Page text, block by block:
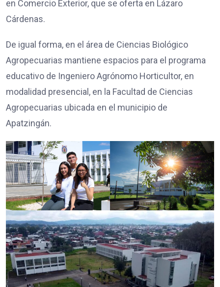
en Comercio Exterior, que se oferta en Lázaro
Cárdenas.
De igual forma, en el área de Ciencias Biológico
Agropecuarias mantiene espacios para el programa
educativo de Ingeniero Agrónomo Horticultor, en
modalidad presencial, en la Facultad de Ciencias
Agropecuarias ubicada en el municipio de
Apatzingán.